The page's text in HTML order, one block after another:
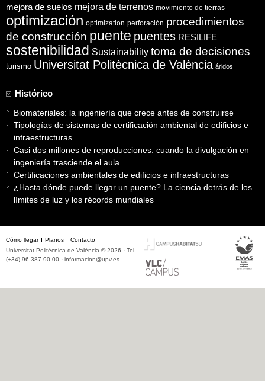
mejora de suelos mejora de terrenos movimiento de tierras
optimización optimization perforación procedimientos
de construcción puente puentes RESILIFE
sostenibilidad Sustainability toma de decisiones
turismo Universitat Politècnica de València áridos
Histórico
Biomateriales: la ingeniería que crece antes de construirse
Tipologías de sistemas de certificación ambiental de edificios e
infraestructuras
Casi dos millones de reproducciones: cuando la divulgación en
ingeniería trasciende el aula
Certificaciones ambientales de edificios e infraestructuras
¿Hasta dónde puede llegar un puente? La ciencia detrás de los
límites de luz y los récords mundiales
Cómo llegar Planos
Contacto
Universitat Politècnica de València © 2026 · Tel.
(+34) 96 387 90 00 · informacion@upv.es